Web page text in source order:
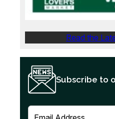
Read the
Subscribe to
E